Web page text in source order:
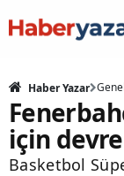
Haber Yazar Genel
için
Basketbol